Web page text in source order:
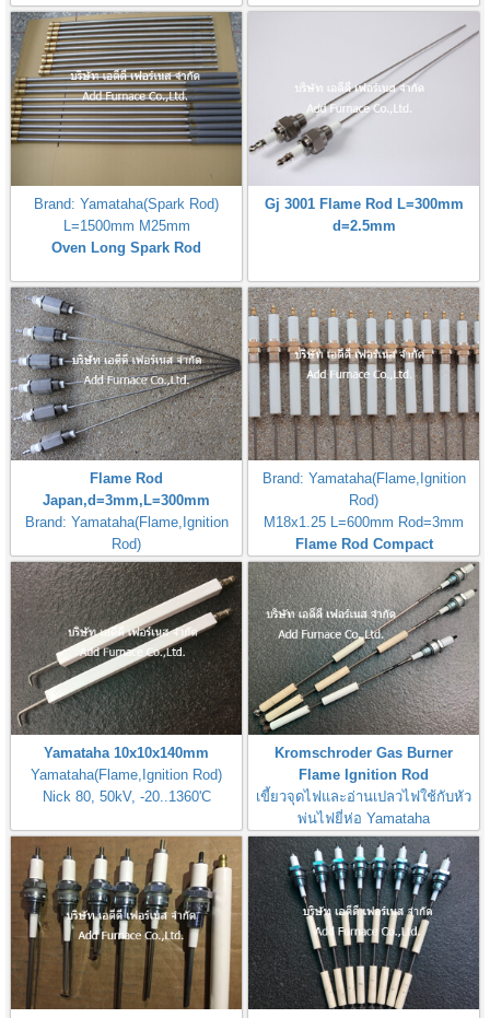
Brand: Yamataha(Spark Rod)
L=1500mm M25mm
Oven Long Spark Rod
Gj 3001 Flame Rod L=300mm
d=2.5mm
Flame Rod
Japan,d=3mm,L=300mm
Brand: Yamataha(Flame,Ignition
Rod)
Brand: Yamataha(Flame,Ignition
Rod)
M18x1.25 L=600mm Rod=3mm
Flame Rod Compact
Yamataha 10x10x140mm
Yamataha(Flame,Ignition Rod)
Nick 80, 50kV, -20..1360'C
Kromschroder Gas Burner
Flame Ignition Rod
เขี้ยวจุดไฟและอ่านเปลวไฟใช้กับหัว
พ่นไฟยี่ห่อ Yamataha